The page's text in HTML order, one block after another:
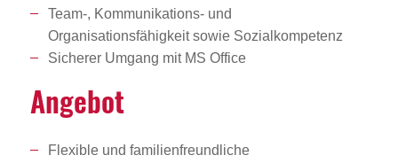
Team-, Kommunikations- und
Organisationsfähigkeit sowie Sozialkompetenz
Sicherer Umgang mit MS Office
Angebot
Flexible und familienfreundliche